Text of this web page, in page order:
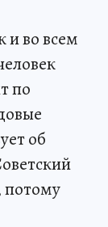
и во всем
по
об
потому